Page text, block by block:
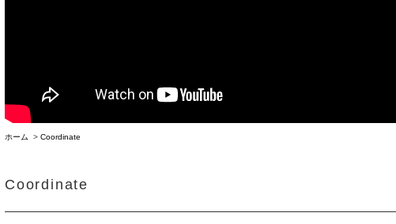
ホーム > Coordinate
Coordinate